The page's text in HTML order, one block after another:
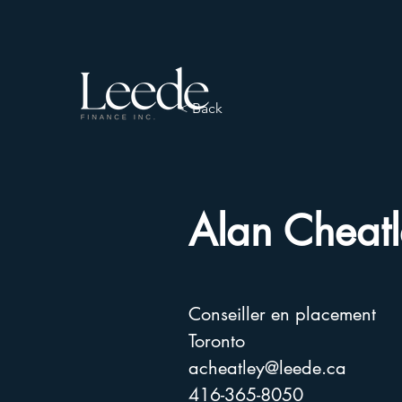
< Back
Alan
Conseiller en placement
Toronto
acheatley@leede.ca
416-365-8050